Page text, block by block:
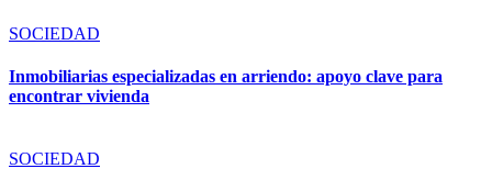
SOCIEDAD
Inmobiliarias especializadas en arriendo: apoyo clave para
encontrar vivienda
SOCIEDAD